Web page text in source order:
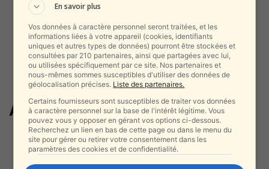
Afrique australe
Deux navigateurs expérimentés
retrouvés morts sur leur voilier :
mystère au...
En savoir plus
Vos données à caractère personnel seront traitées, et les
informations liées à votre appareil (cookies, identifiants
uniques et autres types de données) pourront être stockées et
consultées par 210 partenaires, ainsi que partagées avec lui,
ou utilisées spécifiquement par ce site. Nos partenaires et
nous-mêmes sommes susceptibles d'utiliser des données de
géolocalisation précises. Liste des partenaires.
Certains fournisseurs sont susceptibles de traiter vos données
à caractère personnel sur la base de l'intérêt légitime. Vous
pouvez vous y opposer en gérant vos options ci-dessous.
Recherchez un lien en bas de cette page ou dans le menu du
site pour gérer ou retirer votre consentement dans les
paramètres des cookies et de confidentialité.